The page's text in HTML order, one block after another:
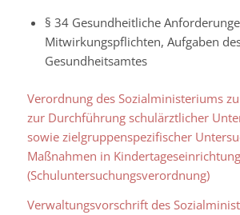
§ 34Gesundheitliche
Mitwirkungspflichten, Aufgaben
Gesundheitsamtes
Verordnung des Sozialministeriums
zur Durchführung schulärztlicher
sowie zielgruppenspezifischer
Maßnahmen in Kindert
(Schuluntersuchungsverordnung)
Verwaltungsvorschrift des